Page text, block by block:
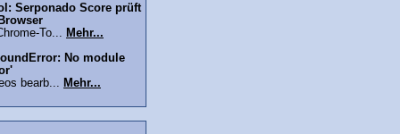
Serponado Score prüft
To... Mehr...
No module
bearb... Mehr...